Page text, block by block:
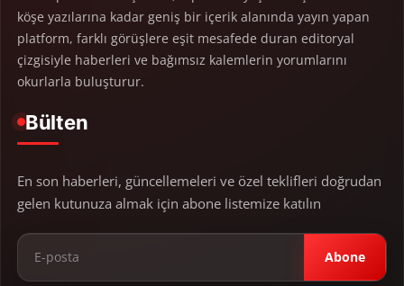
köşe yazılarına kadar geniş bir içerik alanında yayın yapan
platform, farklı görüşlere eşit mesafede duran editoryal
çizgisiyle haberleri ve bağımsız kalemlerin yorumlarını
okurlarla buluşturur.
Bülten
En son haberleri, güncellemeleri ve özel teklifleri doğrudan
gelen kutunuza almak için abone listemize katılın
Abone